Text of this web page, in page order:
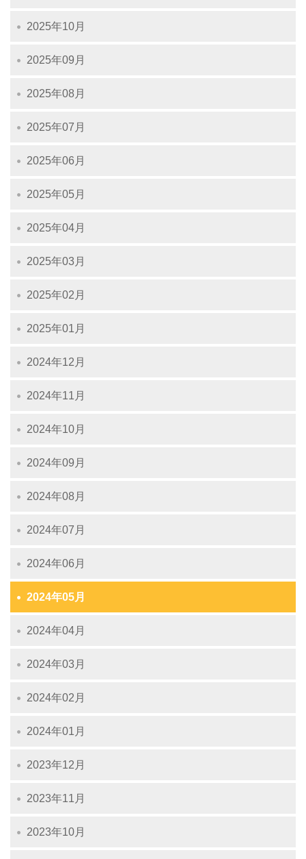
2025年10月
2025年09月
2025年08月
2025年07月
2025年06月
2025年05月
2025年04月
2025年03月
2025年02月
2025年01月
2024年12月
2024年11月
2024年10月
2024年09月
2024年08月
2024年07月
2024年06月
2024年05月
2024年04月
2024年03月
2024年02月
2024年01月
2023年12月
2023年11月
2023年10月